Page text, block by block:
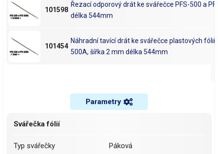
101598
Řezací odporový drát ke svářečce PFS-500 a
délka 544mm
101454
Náhradní tavící drát ke svářečce plastových fólií
500A, šířka 2 mm délka 544mm
Parametry
Svářečka fólií
Typ svářečky Páková